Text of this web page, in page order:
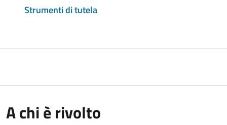
Strumenti di tutela
A chi è rivolto